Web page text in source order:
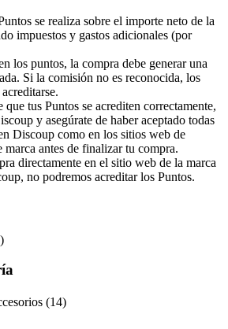
se realiza sobre el importe neto de la
impuestos y gastos adicionales (por
los puntos, la compra debe generar una
Si la comisión no es reconocida, los
que tus Puntos se acrediten correctamente,
y asegúrate de haber aceptado todas
Discoup como en los sitios web de
marca antes de finalizar tu compra.
directamente en el sitio web de la marca
no podremos acreditar los Puntos.
(14)